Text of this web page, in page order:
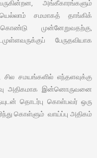
அங்கீகாரங்களும்
சமமாகத் தாங்கிக்
முன்னேறுவதற்கு,
பேருதவியாக
சில சமயங்களில் எந்தளவுக்கு
அதிகமாக இன்னொருவனை
தொடர்பு கொள்பவர் ஒரு
கொள்ளும் வாய்ப்பு அதிகம்